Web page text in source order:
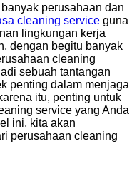
perusahaan dan
cleaning service guna
lingkungan kerja
dengan begitu banyak
cleaning
sebuah tantangan
penting dalam menjaga
itu, penting untuk
service yang Anda
ini, kita akan
perusahaan cleaning